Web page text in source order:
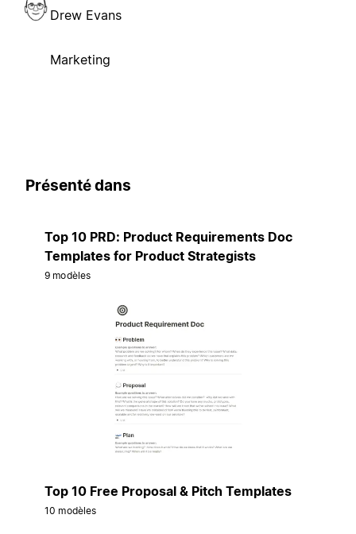
Drew Evans
Marketing
Présenté dans
Top 10 PRD: Product Requirements Doc
Templates for Product Strategists
9 modèles
Top 10 Free Proposal & Pitch Templates
10 modèles